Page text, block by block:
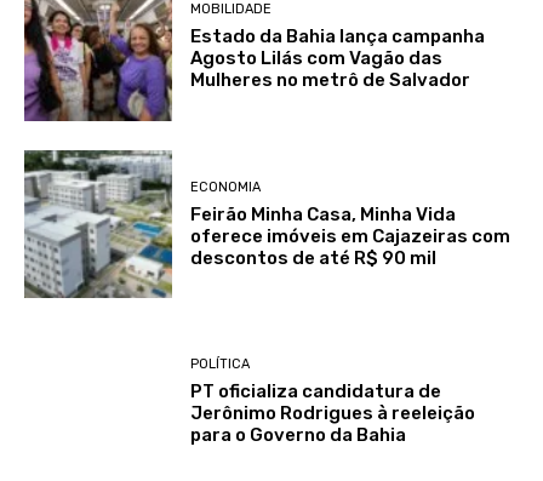
MOBILIDADE
Estado da Bahia lança campanha
Agosto Lilás com Vagão das
Mulheres no metrô de Salvador
ECONOMIA
Feirão Minha Casa, Minha Vida
oferece imóveis em Cajazeiras com
descontos de até R$ 90 mil
POLÍTICA
PT oficializa candidatura de
Jerônimo Rodrigues à reeleição
para o Governo da Bahia